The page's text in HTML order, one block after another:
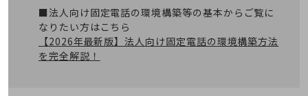
職場環境整備
地域共創・地方創生
■法人向け固定電話の環境構築等の基本からご覧に
なりたい方はこちら
【2026年最新版】法人向け固定電話の環境構築方法
を完全解説！